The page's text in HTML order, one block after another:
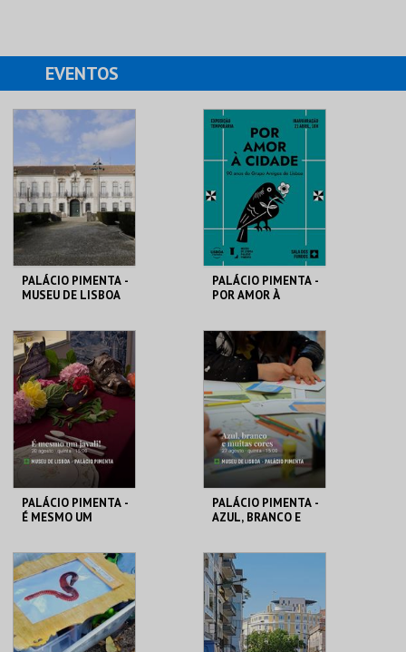
EVENTOS
PALÁCIO PIMENTA -
MUSEU DE LISBOA
ML - PALÁCIO
PIMENTA
MAIS INFO
COMPRAR
PALÁCIO PIMENTA -
POR AMOR À
ML - PALÁCIO
PIMENTA
MAIS INFO
COMPRAR
PALÁCIO PIMENTA -
É MESMO UM
ML - PALÁCIO
PIMENTA
MAIS INFO
PALÁCIO PIMENTA -
AZUL, BRANCO E
ML - PALÁCIO
PIMENTA
MAIS INFO